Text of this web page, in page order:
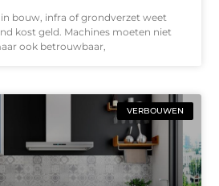
bouw, infra of grondverzet weet
kost geld. Machines moeten niet
ook betrouwbaar,
VERBOUWEN